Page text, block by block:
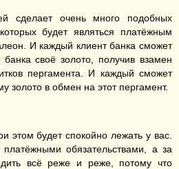
сделает очень много подобных
будет являться платёжным
И каждый клиент банка сможет
своё золото, получив взамен
пергамента. И каждый сможет
золото в обмен на этот пергамент.
этом будет спокойно лежать у вас.
обязательствами, а за
всё реже и реже, потому что